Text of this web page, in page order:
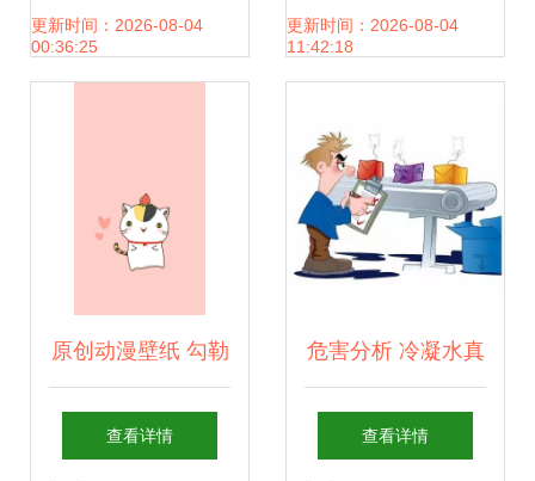
更新时间：2026-08-04
00:36:25
艺术与回忆
更新时间：2026-08-04
11:42:18
原创动漫壁纸 勾勒
多彩世界的画笔
查看详情
危害分析 冷凝水真
的很危险吗？——
查看详情